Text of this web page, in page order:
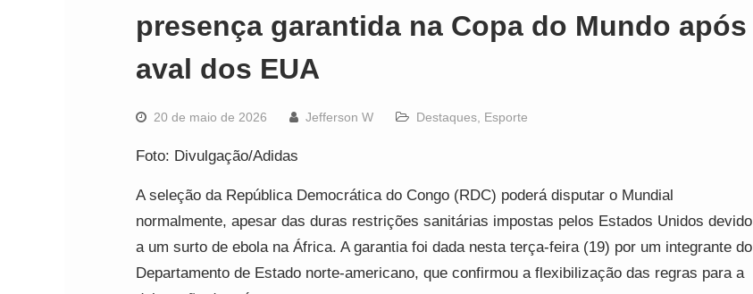
presença garantida na Copa do Mundo após
aval dos EUA
20 de maio de 2026 Jefferson W Destaques Esporte
Foto: Divulgação/Adidas
A seleção da República Democrática do Congo (RDC) poderá disputar o Mundial
normalmente, apesar das duras restrições sanitárias impostas pelos Estados Unidos devido
a um surto de ebola na África. A garantia foi dada nesta terça-feira (19) por um integrante do
Departamento de Estado norte-americano, que confirmou a flexibilização das regras para a